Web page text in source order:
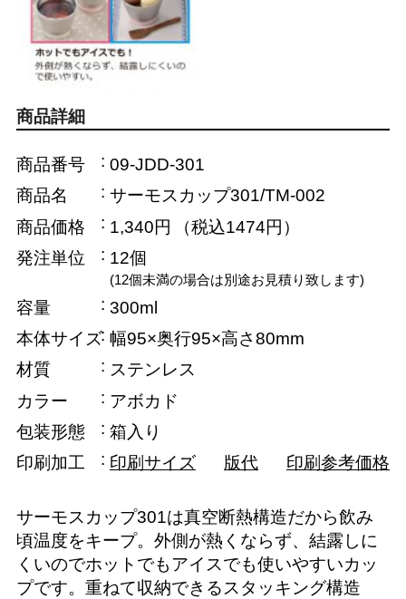
商品詳細
商品番号
09-JDD-301
商品名
サーモスカップ301/TM-002
商品価格
1,340円
（税込1474円）
発注単位
12個
(12個未満の場合は別途お見積り致します)
容量
300ml
本体サイズ 幅95×奥行95×高さ80mm
材質
ステンレス
カラー
アボカド
包装形態
箱入り
印刷加工
印刷サイズ 版代 印刷参考価格
サーモスカップ301は真空断熱構造だから飲み
頃温度をキープ。外側が熱くならず、結露しに
くいのでホットでもアイスでも使いやすいカッ
プです。重ねて収納できるスタッキング構造